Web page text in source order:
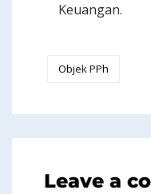
Keuangan.
Objek PPh
Leave a